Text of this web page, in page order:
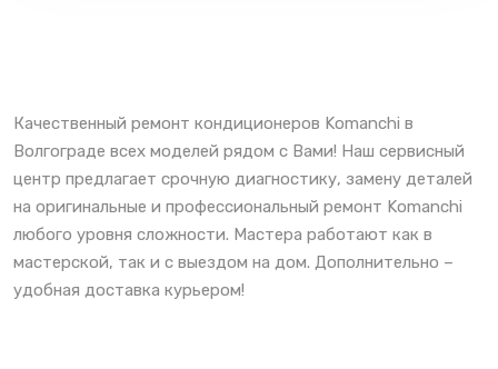
Качественный ремонт кондиционеров Komanchi в
Волгограде всех моделей рядом с Вами! Наш сервисный
центр предлагает срочную диагностику, замену деталей
на оригинальные и профессиональный ремонт Komanchi
любого уровня сложности. Мастера работают как в
мастерской, так и с выездом на дом. Дополнительно –
удобная доставка курьером!